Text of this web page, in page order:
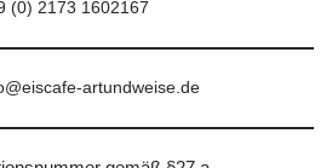
(0) 2173 1602167
artundweise.de